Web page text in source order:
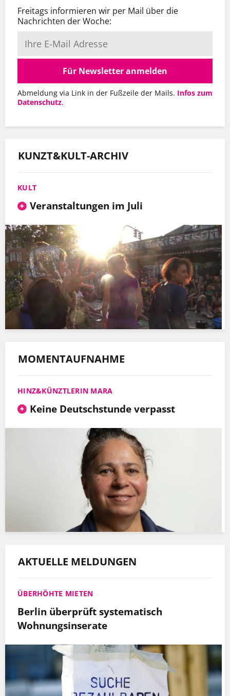
Freitags informieren wir per Mail über die
Nachrichten der Woche:
Für Newsletter anmelden
Abmeldung via Link in der Fußzeile der Mails. Infos zum
Datenschutz.
KUNZT&KULT-ARCHIV
KULT
Veranstaltungen im Juli
MOMENTAUFNAHME
HINZ&KÜNZTLERIN MARA
Keine Deutschstunde verpasst
AKTUELLE MELDUNGEN
ÜBERHÖHTE MIETEN
Berlin überprüft systematisch
Wohnungsinserate